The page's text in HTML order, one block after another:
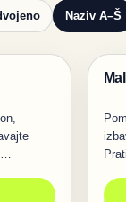
Naziv A–Š
Igre